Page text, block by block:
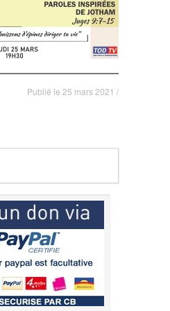
Publié le 25 mars 2021 /